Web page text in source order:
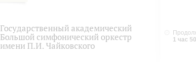
Государственный академический
Большой симфонический оркестр
имени П.И. Чайковского
1 час